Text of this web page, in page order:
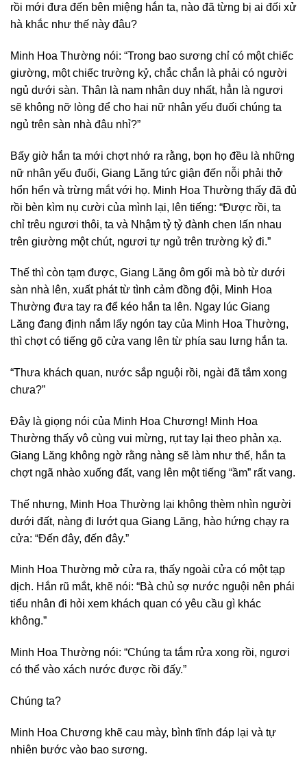
rồi mới đưa đến bên miệng hắn ta, nào đã từng bị ai đối xử
hà khắc như thế này đâu?
Minh Hoa Thường nói: “Trong bao sương chỉ có một chiếc
giường, một chiếc trường kỷ, chắc chắn là phải có người
ngủ dưới sàn. Thân là nam nhân duy nhất, hẳn là ngươi
sẽ không nỡ lòng để cho hai nữ nhân yếu đuối chúng ta
ngủ trên sàn nhà đâu nhỉ?”
Bấy giờ hắn ta mới chợt nhớ ra rằng, bọn họ đều là những
nữ nhân yếu đuối, Giang Lăng tức giận đến nỗi phải thở
hổn hển và trừng mắt với họ. Minh Hoa Thường thấy đã đủ
rồi bèn kìm nụ cười của mình lại, lên tiếng: “Được rồi, ta
chỉ trêu ngươi thôi, ta và Nhậm tỷ tỷ đành chen lấn nhau
trên giường một chút, ngươi tự ngủ trên trường kỷ đi.”
Thế thì còn tạm được, Giang Lăng ôm gối mà bò từ dưới
sàn nhà lên, xuất phát từ tình cảm đồng đội, Minh Hoa
Thường đưa tay ra để kéo hắn ta lên. Ngay lúc Giang
Lăng đang định nắm lấy ngón tay của Minh Hoa Thường,
thì chợt có tiếng gõ cửa vang lên từ phía sau lưng hắn ta.
“Thưa khách quan, nước sắp nguội rồi, ngài đã tắm xong
chưa?”
Đây là giọng nói của Minh Hoa Chương! Minh Hoa
Thường thấy vô cùng vui mừng, rụt tay lại theo phản xạ.
Giang Lăng không ngờ rằng nàng sẽ làm như thế, hắn ta
chợt ngã nhào xuống đất, vang lên một tiếng “ầm” rất vang.
Thế nhưng, Minh Hoa Thường lại không thèm nhìn người
dưới đất, nàng đi lướt qua Giang Lăng, hào hứng chạy ra
cửa: “Đến đây, đến đây.”
Minh Hoa Thường mở cửa ra, thấy ngoài cửa có một tạp
dịch. Hắn rũ mắt, khẽ nói: “Bà chủ sợ nước nguội nên phái
tiểu nhân đi hỏi xem khách quan có yêu cầu gì khác
không.”
Minh Hoa Thường nói: “Chúng ta tắm rửa xong rồi, ngươi
có thể vào xách nước được rồi đấy.”
Chúng ta?
Minh Hoa Chương khẽ cau mày, bình tĩnh đáp lại và tự
nhiên bước vào bao sương.